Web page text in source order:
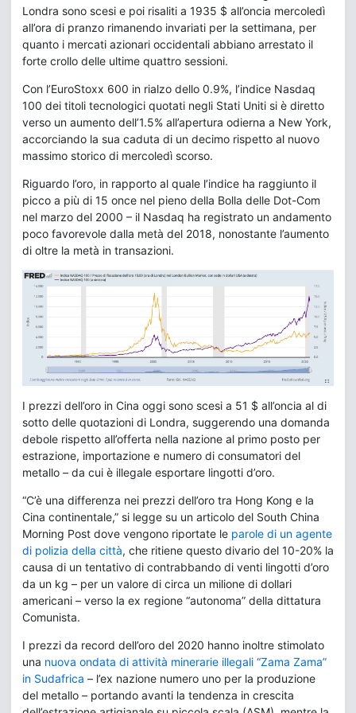
Londra sono scesi e poi risaliti a 1935 $ all’oncia mercoledì
all’ora di pranzo rimanendo invariati per la settimana, per
quanto i mercati azionari occidentali abbiano arrestato il
forte crollo delle ultime quattro sessioni.
Con l’EuroStoxx 600 in rialzo dello 0.9%, l’indice Nasdaq
100 dei titoli tecnologici quotati negli Stati Uniti si è diretto
verso un aumento dell’1.5% all’apertura odierna a New York,
accorciando la sua caduta di un decimo rispetto al nuovo
massimo storico di mercoledì scorso.
Riguardo l’oro, in rapporto al quale l’indice ha raggiunto il
picco a più di 15 once nel pieno della Bolla delle Dot-Com
nel marzo del 2000 – il Nasdaq ha registrato un andamento
poco favorevole dalla metà del 2018, nonostante l’aumento
di oltre la metà in transazioni.
I prezzi dell’oro in Cina oggi sono scesi a 51 $ all’oncia al di
sotto delle quotazioni di Londra, suggerendo una domanda
debole rispetto all’offerta nella nazione al primo posto per
estrazione, importazione e numero di consumatori del
metallo – da cui è illegale esportare lingotti d’oro.
“C’è una differenza nei prezzi dell’oro tra Hong Kong e la
Cina continentale,” si legge su un articolo del South China
Morning Post dove vengono riportate le parole di un agente
di polizia della città, che ritiene questo divario del 10-20% la
causa di un tentativo di contrabbando di venti lingotti d’oro
da un kg – per un valore di circa un milione di dollari
americani – verso la ex regione “autonoma” della dittatura
Comunista.
I prezzi da record dell’oro del 2020 hanno inoltre stimolato
una nuova ondata di attività minerarie illegali “Zama Zama”
in Sudafrica – l’ex nazione numero uno per la produzione
del metallo – portando avanti la tendenza in crescita